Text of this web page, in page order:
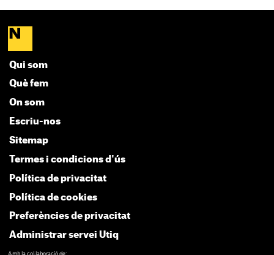
Qui som
Què fem
On som
Escriu-nos
Sitemap
Termes i condicions d'ús
Política de privacitat
Política de cookies
Preferències de privacitat
Administrar servei Utiq